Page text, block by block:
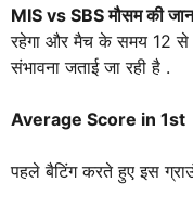
MIS vs SBSमौसम की
रहेगा और मैच के समय 12 से
संभावना जताई जा रही है .
Average Score in
पहले बैटिंग करते हुए इस